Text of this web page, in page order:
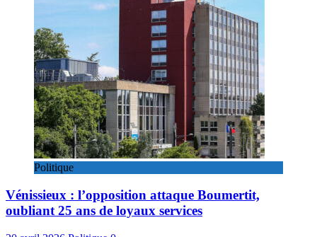
Politique
Vénissieux : l’opposition attaque Boumertit,
oubliant 25 ans de loyaux services